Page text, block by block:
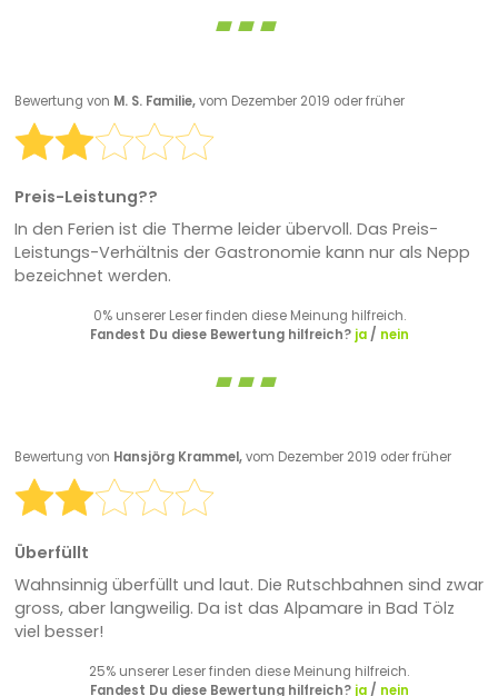
Bewertung von M. S. Familie,vom Dezember 2019 oder früher
Preis-Leistung??
In den Ferien ist die Therme leider übervoll. Das Preis-
Leistungs-Verhältnis der Gastronomie kann nur als Nepp
bezeichnet werden.
0% unserer Leser finden diese Meinung hilfreich.
Fandest Du diese Bewertung hilfreich? ja/ nein
Bewertung von Hansjörg Krammel,vom Dezember 2019 oder früher
Überfüllt
Wahnsinnig überfüllt und laut. Die Rutschbahnen sind zwar
gross, aber langweilig. Da ist das Alpamare in Bad Tölz
viel besser!
25% unserer Leser finden diese Meinung hilfreich.
Fandest Du diese Bewertung hilfreich? ja/ nein